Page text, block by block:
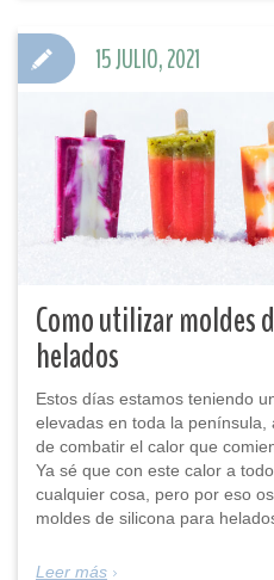
Como utilizar moldes
helados
Estos días estamos teniendo
elevadas en toda la
de combatir el calor que
Ya sé que con este calor a
cualquier cosa, pero por eso
moldes de silicona para
Leer más
15 JULIO, 2021